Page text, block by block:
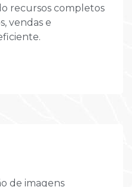
recursos completos
vendas e
de imagens